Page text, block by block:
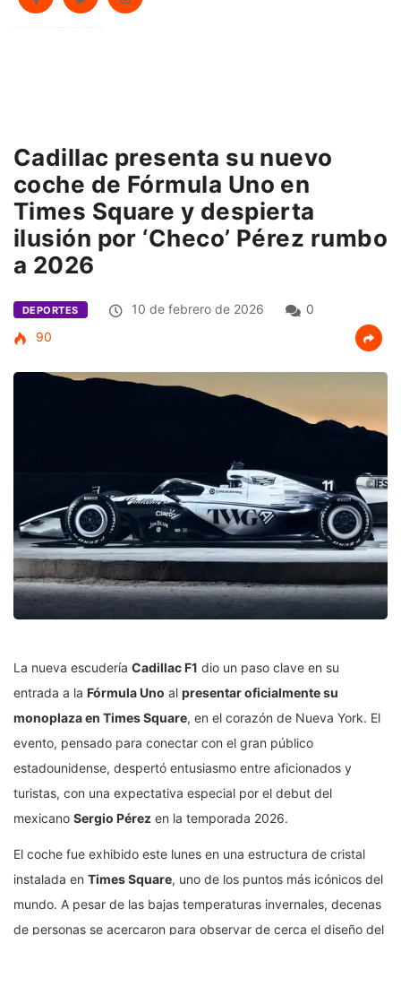
Cadillac presenta su nuevo
coche de Fórmula Uno en
Times Square y despierta
ilusión por ‘Checo’ Pérez rumbo
a 2026
DEPORTES 10 de febrero de 2026
0
90
La nueva escudería Cadillac F1 dio un paso clave en su
entrada a la Fórmula Uno al presentar oficialmente su
monoplaza en Times Square, en el corazón de Nueva York. El
evento, pensado para conectar con el gran público
estadounidense, despertó entusiasmo entre aficionados y
turistas, con una expectativa especial por el debut del
mexicano Sergio Pérez en la temporada 2026.
El coche fue exhibido este lunes en una estructura de cristal
instalada en Times Square, uno de los puntos más icónicos del
mundo. A pesar de las bajas temperaturas invernales, decenas
de personas se acercaron para observar de cerca el diseño del